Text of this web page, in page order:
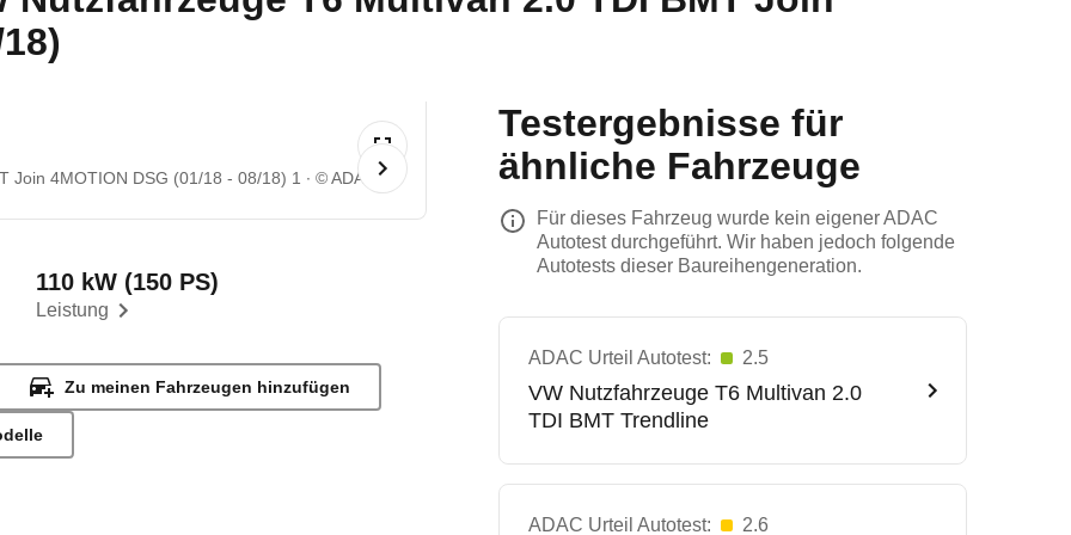
Join 4MOTION DSG (01/18 - 08/18) 1 © ADAC
Leistung
110 kW (150 PS)
Zu meinen Fahrzeugen hinzufügen
Testergebnisse für
ähnliche Fahrzeuge
Für dieses Fahrzeug wurde kein eigener ADAC
Autotest durchgeführt. Wir haben jedoch folgende
Autotests dieser Baureihengeneration.
ADAC Urteil Autotest: 2.5
VW Nutzfahrzeuge T6 Multivan 2.0
TDI BMT Trendline
ADAC Urteil Autotest: 2.6